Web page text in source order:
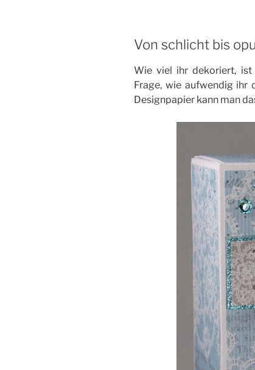
Von schlicht bis
Wie viel ihr dekoriert, ist
Frage, wie aufwendig ihr
Designpapier kann man